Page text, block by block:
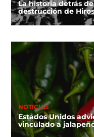
La historia detrás
destrucción de
NOTICIAS
Estados Unidos
vinculado a